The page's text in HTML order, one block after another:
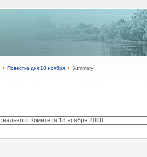
Повестка дня 18 ноября Summary